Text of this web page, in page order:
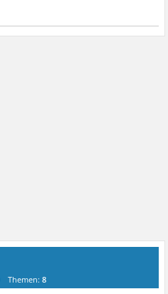
Themen:8